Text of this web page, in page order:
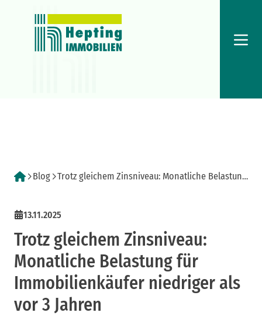
Blog
Trotz gleichem Zinsniveau: Monatliche Belastung
13.11.2025
Trotz gleichem Zinsniveau:
Monatliche Belastung für
Immobilienkäufer niedriger als
vor 3 Jahren